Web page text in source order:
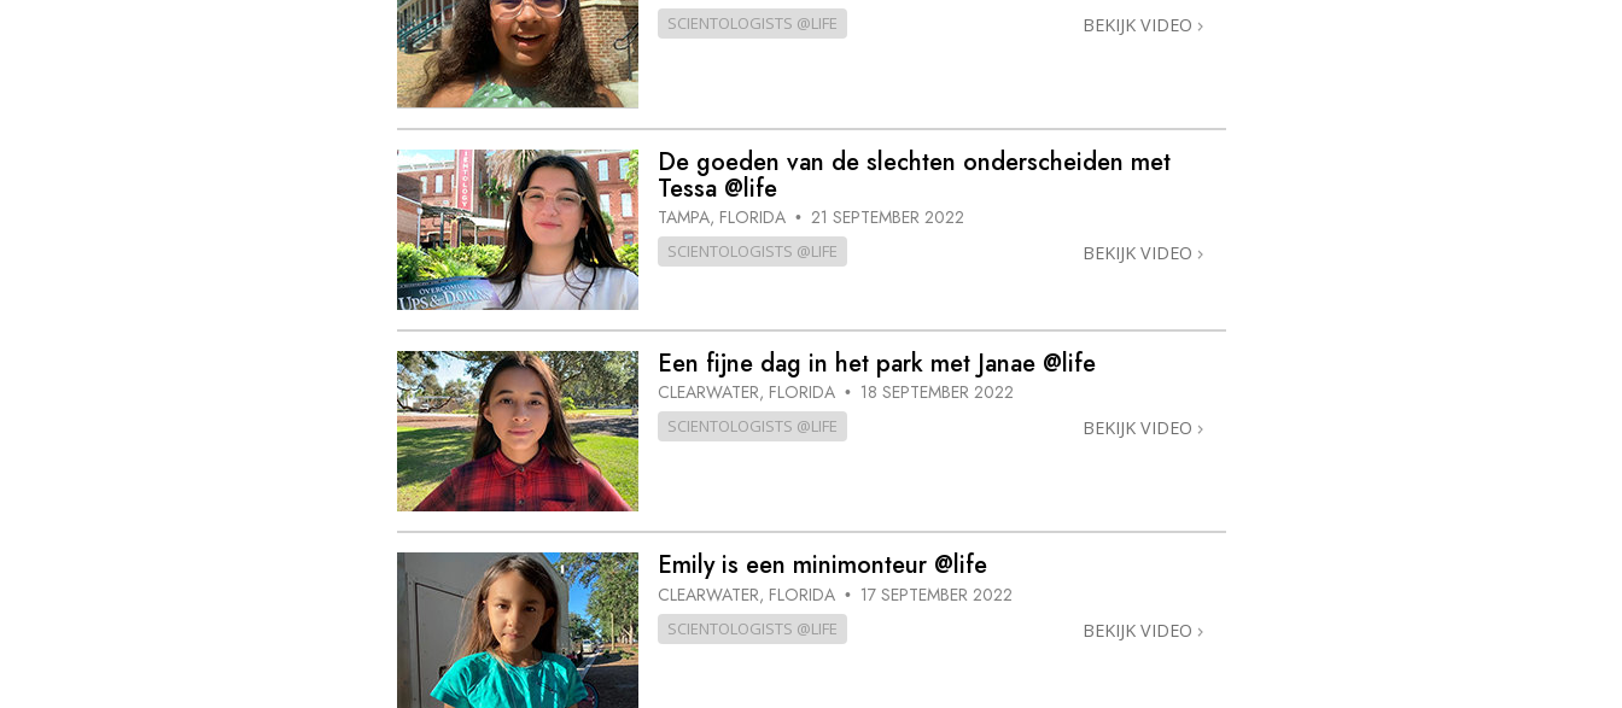
SCIENTOLOGISTS @LIFE BEKIJK VIDEO
De goeden van de slechten onderscheiden met
Tessa @life
TAMPA, FLORIDA • 21 SEPTEMBER 2022
SCIENTOLOGISTS @LIFE BEKIJK VIDEO
Een fijne dag in het park met Janae @life
CLEARWATER, FLORIDA • 18 SEPTEMBER 2022
SCIENTOLOGISTS @LIFE BEKIJK VIDEO
Emily is een minimonteur @life
CLEARWATER, FLORIDA • 17 SEPTEMBER 2022
SCIENTOLOGISTS @LIFE BEKIJK VIDEO